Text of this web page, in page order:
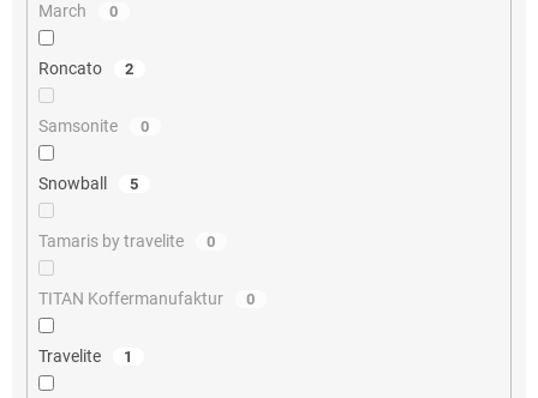
March 0
Roncato 2
Samsonite 0
Snowball 5
Tamaris by travelite 0
TITAN Koffermanufaktur 0
Travelite 1